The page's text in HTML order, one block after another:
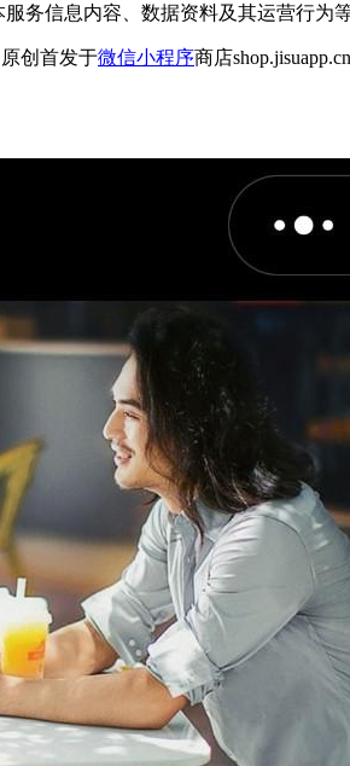
务信息内容、数据资料及其运营行为
创首发于微信小程序商店